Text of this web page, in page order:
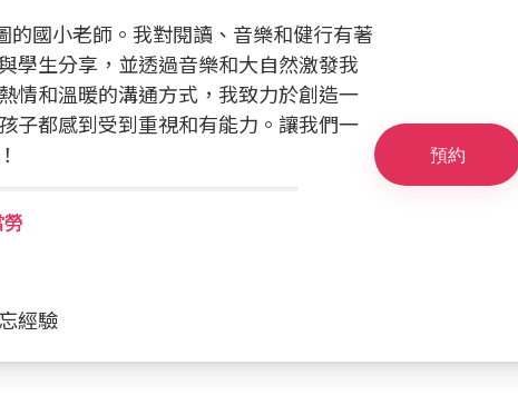
的國小老師。我對閱讀、音樂和健行有著
學生分享，並透過音樂和大自然激發我
情和溫暖的溝通方式，我致力於創造一
子都感到受到重視和有能力。讓我們一
勞
經驗
預約